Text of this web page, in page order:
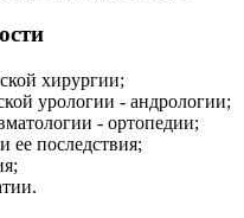
хирургии;
урологии - андрологии;
- ортопедии;
ее последствия;